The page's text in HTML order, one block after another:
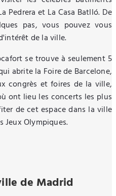
Pedrera et La Casa Batlló. De
pas, vous pouvez vous
de la ville.
se trouve à seulement 5
abrite la Foire de Barcelone,
congrès et foires de la ville,
ont lieu les concerts les plus
de cet espace dans la ville
Jeux Olympiques.
de Madrid